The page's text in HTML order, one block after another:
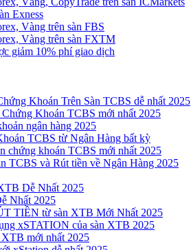
Exness
Vàng trên sàn FBS
Vàng trên sàn FXTM
giảm 10% phí giao dịch
Khoán Trên Sàn TCBS dễ nhất 2025
Khoán TCBS mới nhất 2025
ngân hàng 2025
TCBS từ Ngân Hàng bất kỳ
chứng khoán TCBS mới nhất 2025
TCBS và Rút tiền về Ngân Hàng 2025
Dễ Nhất 2025
Nhất 2025
TIỀN từ sàn XTB Mới Nhất 2025
xSTATION của sàn XTB 2025
mới nhất 2025